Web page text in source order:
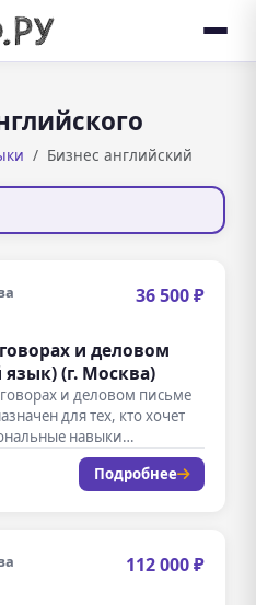
Бизнес английский
36 500 ₽
и деловом
(г. Москва)
и деловом письме
для тех, кто хочет
навыки…
Подробнее
112 000 ₽